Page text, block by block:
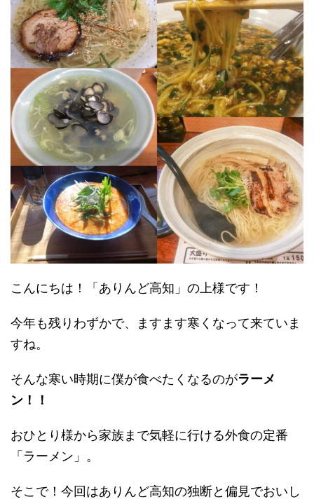
こんにちは！「ありんど高知」の上様です！
今年も残りわずかで、ますます寒くなって来ていま
すね。
そんな寒い時期に僕が食べたくなるのがラーメ
ン！！
おひとり様から家族まで気軽に行ける外食の定番
「ラーメン」。
そこで！今回はありんど高知の独断と偏見でおいし